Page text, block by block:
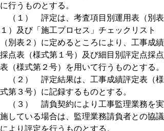
に行うものとする。
（１） 評定は、考査項目別運用表（別表
１）及び「施工プロセス」チェックリスト
（別表２）に定めるところにより、工事成績
採点表（様式第１号）及び細目別評定点採点
表（様式第２号）を用いて行うものとする。
（２） 評定結果は、工事成績評定表（様
式第３号）に記録するものとする。
（３） 請負契約により工事監理業務を実
施している場合は、監理業務請負者との協議
により評定を行うものとする。